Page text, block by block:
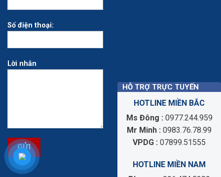
Số điện thoại:
Lời nhắn
Ẩn
HỖ TRỢ TRỰC TUYẾN
HOTLINE MIỀN BẮC
Ms Đông : 0977.244.959
Mr Minh : 0983.76.78.99
VPDG : 07899.51555
HOTLINE MIỀN NAM